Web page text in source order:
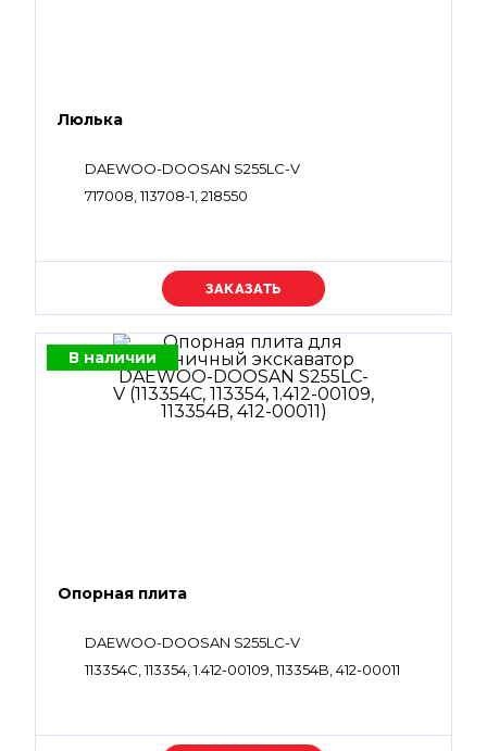
Люлька
DAEWOO-DOOSAN S255LC-V
717008, 113708-1, 218550
Уточняйте цену
В наличии
Опорная плита
DAEWOO-DOOSAN S255LC-V
113354C, 113354, 1.412-00109, 113354B, 412-00011